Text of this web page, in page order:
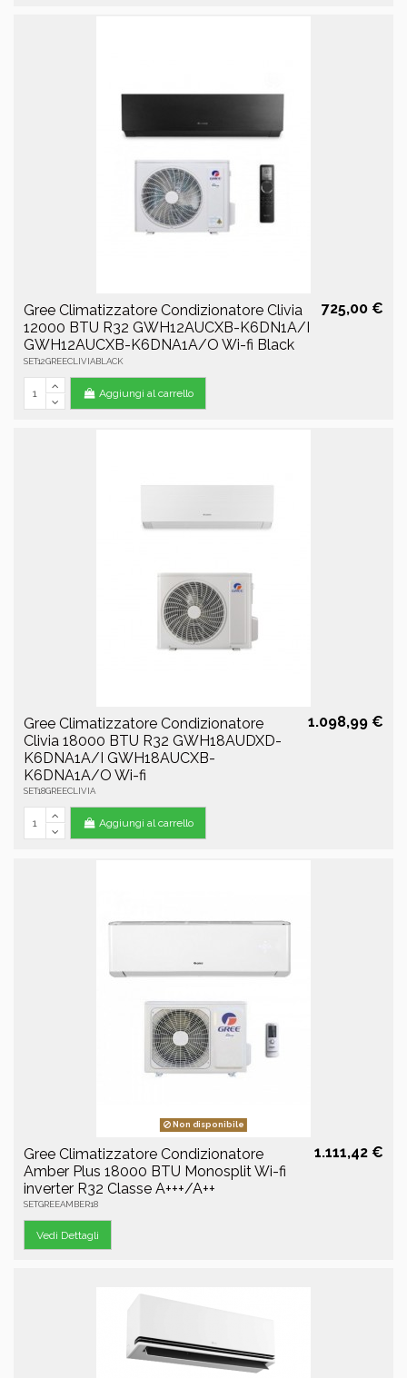
Gree Climatizzatore Condizionatore Clivia
12000 BTU R32 GWH12AUCXB-K6DN1A/I
GWH12AUCXB-K6DNA1A/O Wi-fi Black
SET12GREECLIVIABLACK
725,00 €
Aggiungi al carrello
Gree Climatizzatore Condizionatore
Clivia 18000 BTU R32 GWH18AUDXD-
K6DNA1A/I GWH18AUCXB-
K6DNA1A/O Wi-fi
SET18GREECLIVIA
1.098,99 €
Aggiungi al carrello
Non disponibile
Gree Climatizzatore Condizionatore
Amber Plus 18000 BTU Monosplit Wi-fi
inverter R32 Classe A+++/A++
SETGREEAMBER18
1.111,42 €
Vedi Dettagli